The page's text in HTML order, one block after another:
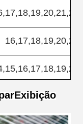
Exibição